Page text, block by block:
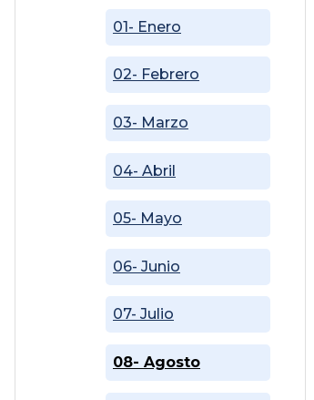
01- Enero
02- Febrero
03- Marzo
04- Abril
05- Mayo
06- Junio
07- Julio
08- Agosto